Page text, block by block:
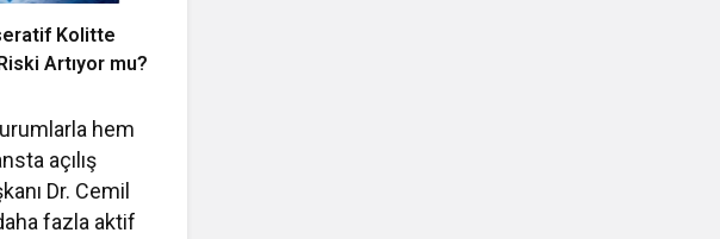
Kolitte
Artıyor mu?
hem
açılış
Dr. Cemil
fazla aktif